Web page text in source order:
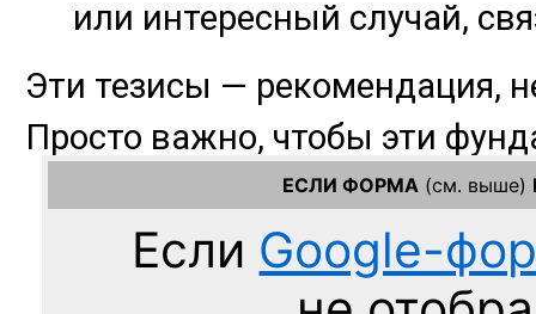
ЕСЛИ ФОРМА (см. выше)
Если Google-